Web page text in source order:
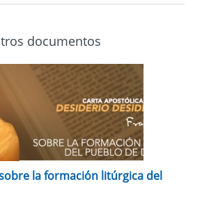
documentos
la formación litúrgica del